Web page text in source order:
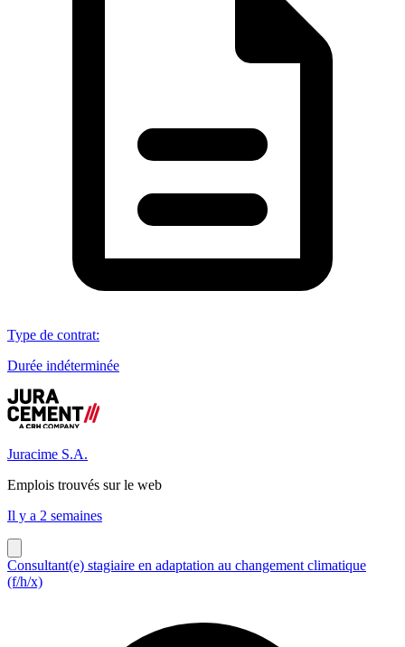
Type de contrat:
Durée indéterminée
Juracime S.A.
Emplois trouvés sur le web
Il y a 2 semaines
Consultant(e) stagiaire en adaptation au changement climatique
(f/h/x)